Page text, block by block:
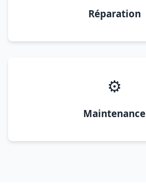
Réparation
⚙️
Maintenance